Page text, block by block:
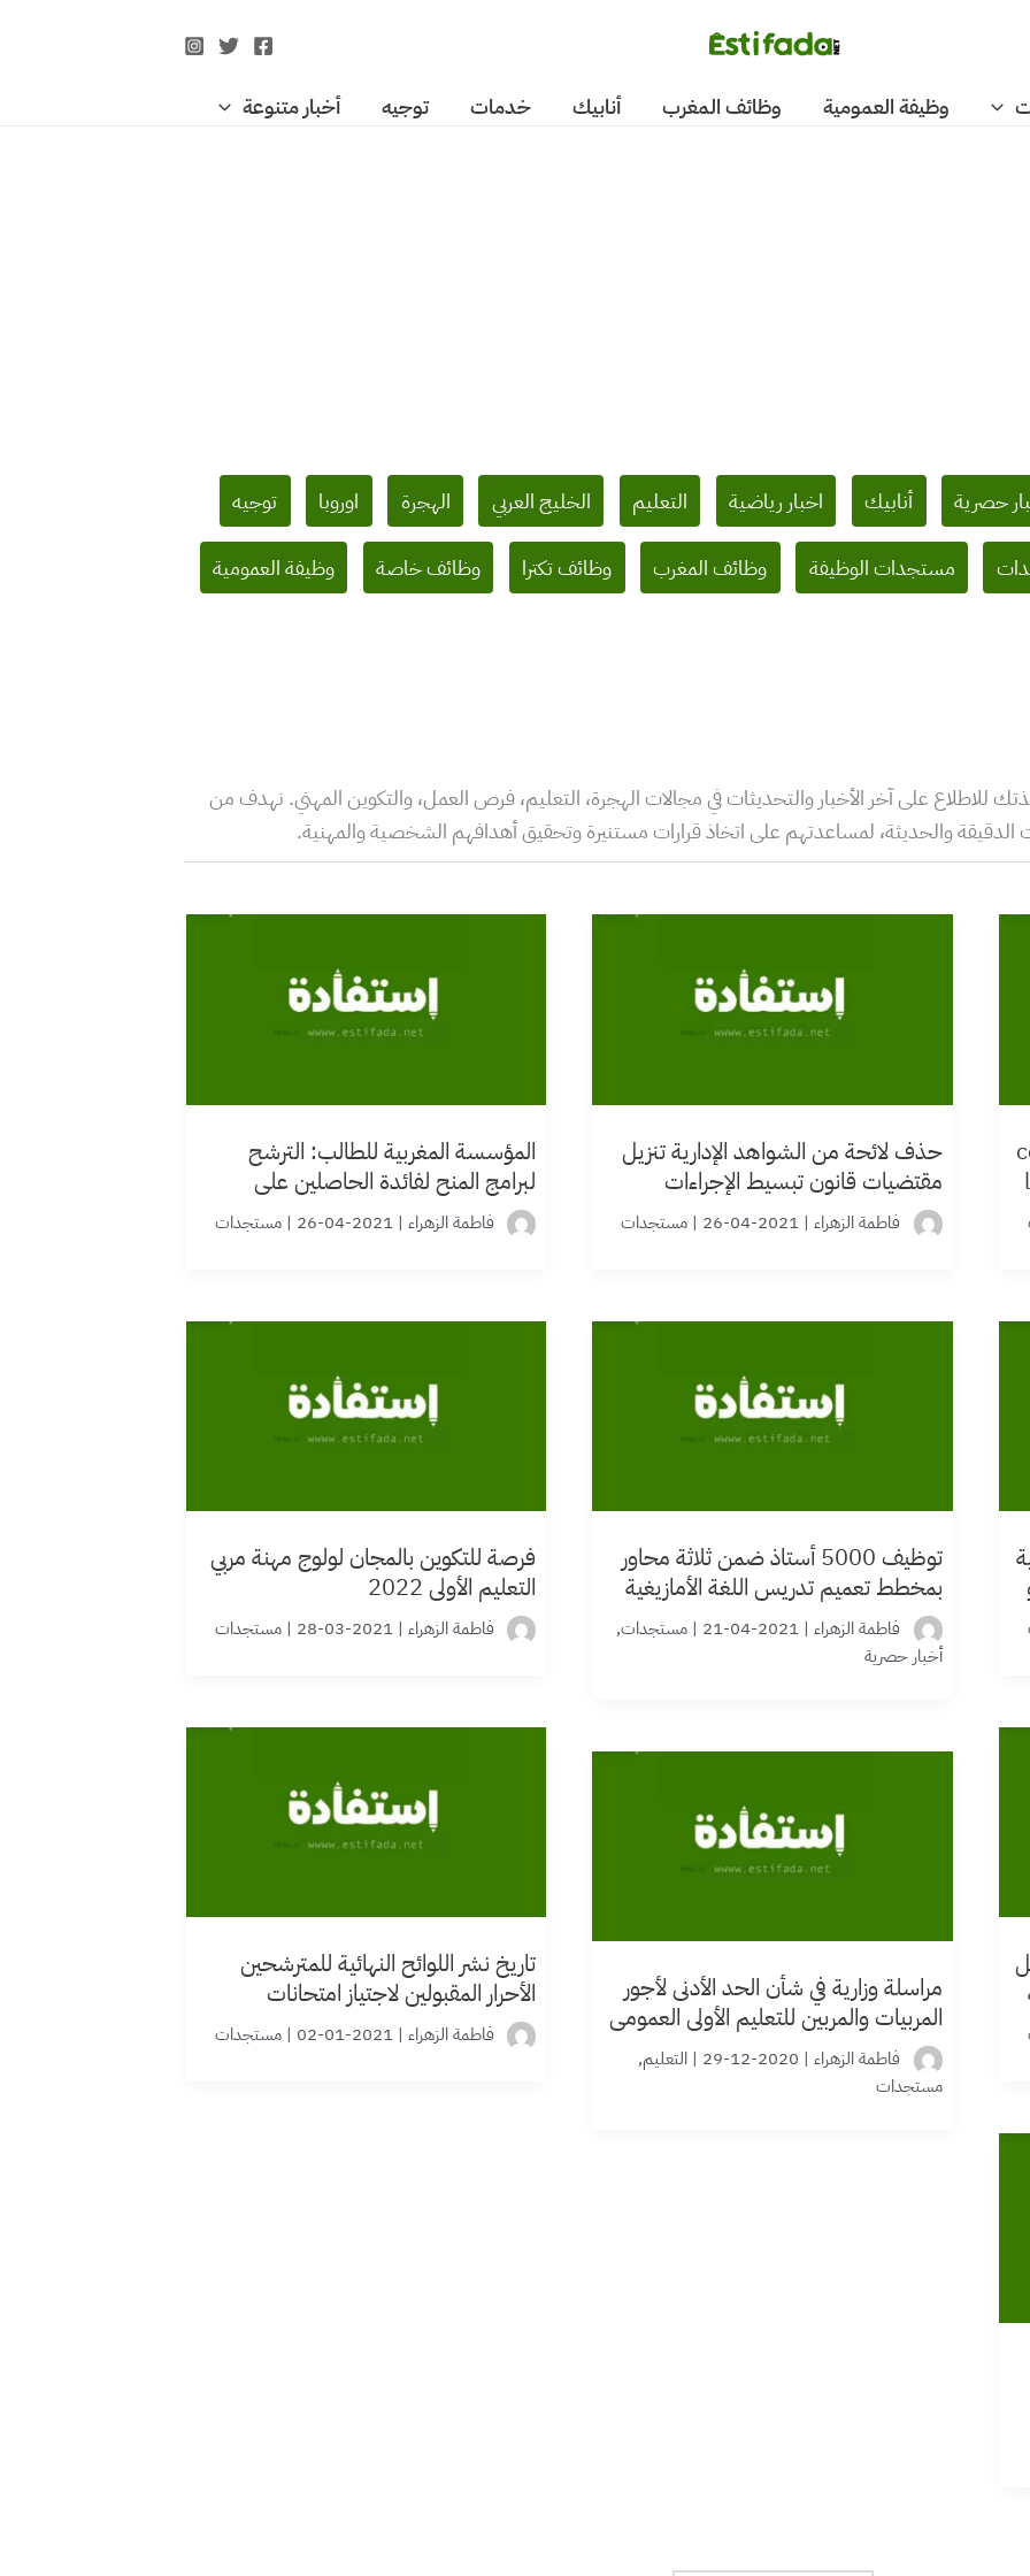
وظيفة العمومية وظائف المغرب أنابيك خدمات توجيه أخبار متنوعة
حصرية أنابيك اخبار رياضية التعليم الخليج العربي الهجرة اوروبا توجيه
مستجدات الوظيفة وظائف المغرب وظائف تكترا وظائف خاصة وظيفة العمومية
على آخر الأخبار والتحديثات في مجالات الهجرة، التعليم، فرص العمل، والتكوين المهني. نهدف من
الدقيقة والحديثة، لمساعدتهم على اتخاذ قرارات مستنيرة وتحقيق أهدافهم الشخصية والمهنية.
حذف لائحة من الشواهد الإدارية تنزيل
مقتضيات قانون تبسيط الإجراءات
والمساطر الإدارية 2021
فاطمة الزهراء |
2021-04-26
| مستجدات
المؤسسة المغربية للطالب: الترشح
لبرامج المنح لفائدة الحاصلين على
الباكالوريا برسم السنة الدراسية
2021/2020
فاطمة الزهراء |
2021-04-26
|مستجدات
توظيف 5000 أستاذ ضمن ثلاثة محاور
بمخطط تعميم تدريس اللغة الأمازيغية
بالتعليم المدرسي
فاطمة الزهراء |
2021-04-21
| مستجدات,
أخبار حصرية
فرصة للتكوين بالمجان لولوج مهنة مربي
التعليم الأولي 2022
فاطمة الزهراء |
2021-03-28
|مستجدات
تاريخ نشر اللوائح النهائية للمترشحين
الأحرار المقبولين لاجتياز امتحانات
البكالوريا 2021فاطمة الزهراء |
2021-01-02
|مستجدات
مراسلة وزارية في شأن الحد الأدنى لأجور
المربيات والمربين للتعليم الأولي العمومي
ل 28 ديسمبر 2020
فاطمة الزهراء |
2020-12-29
| التعليم,
مستجدات